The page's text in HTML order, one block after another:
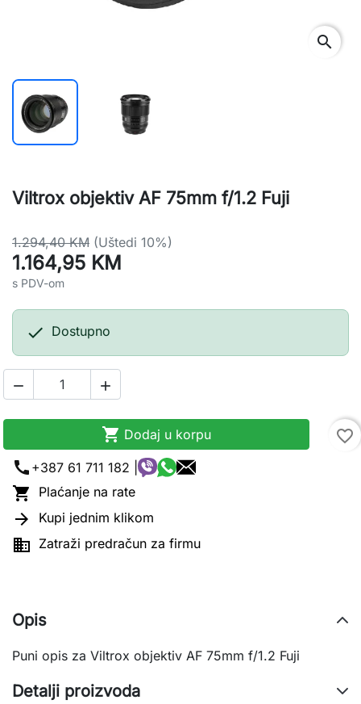
search
Viltrox objektiv AF 75mm f/1.2 Fuji
1.294,40 KM (Uštedi 10%)
1.164,95 KM
s PDV-om
 Dostupno
 
 Dodaj u korpu
favorite_border
call +387 61 711 182 |
 Plaćanje na rate
 Kupi jednim klikom
 Zatraži predračun za firmu
Opis
Puni opis za Viltrox objektiv AF 75mm f/1.2 Fuji
Detalji proizvoda